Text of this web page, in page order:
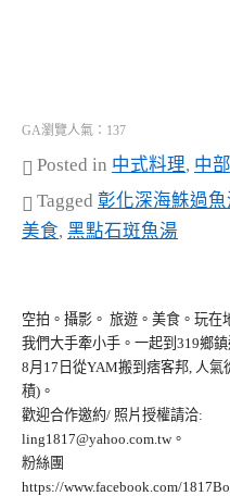
GA瀏覽人氣：137
Posted in 中式料理, 中部
Tagged 彰化深海鮢過魚
美食, 黑點石斑魚湯
空拍。攝影。 旅遊。美食。玩在
我們大手牽小手。一起到319鄉
8月17日從YAM搬到痞客邦, 人氣
積)。
歡迎合作邀約/ 照片授權請洽:
ling1817@yahoo.com.tw。
粉絲團
https://www.facebook.com/